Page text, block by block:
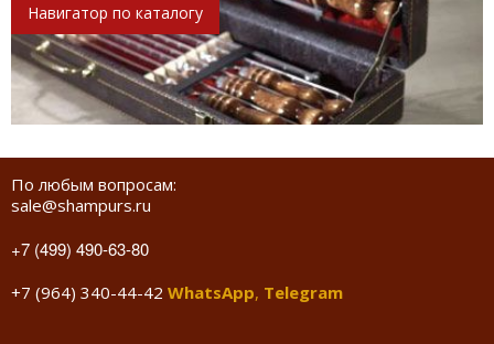
Навигатор по каталогу
По любым вопросам:
sale@shampurs.ru
+7 (499) 490-63-80
+7 (964) 340-44-42 WhatsApp, Telegram